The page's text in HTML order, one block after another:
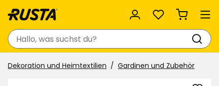
Favoriten
Suchen
Dekoration und Heimtextilien Gardinen und Zubehör